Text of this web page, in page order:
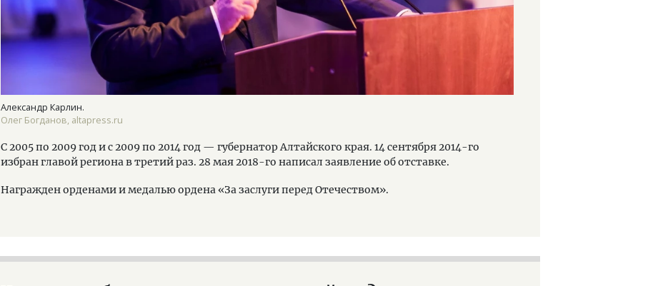
Александр Карлин.
Олег Богданов, altapress.ru
С 2005 по 2009 год и с 2009 по 2014 год — губернатор Алтайского края. 14 сентября 2014-го
избран главой региона в третий раз. 28 мая 2018-го написал заявление об отставке.
Награжден орденами и медалью ордена «За заслуги перед Отечеством».